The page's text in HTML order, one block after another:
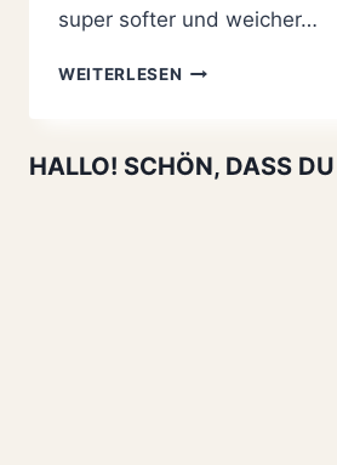
super softer und weicher…
WEITERLESEN SPONGE
UND
HALLO! SCHÖN, DASS